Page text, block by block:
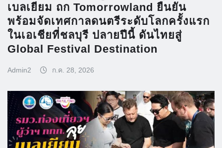
เบลเยียม ถก Tomorrowland ยืนยัน
พร้อมจัดเทศกาลดนตรีระดับโลกครั้งแรก
ในเอเชียที่ชลบุรี ปลายปีนี้ ดันไทยสู่
Global Festival Destination
Admin2 ก.ค. 28, 2026